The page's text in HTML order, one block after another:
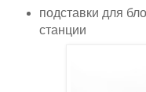
подставки для
станции